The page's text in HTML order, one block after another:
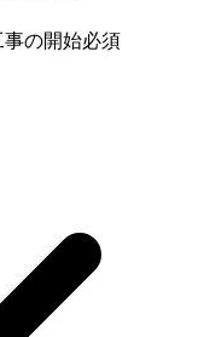
事の開始必須